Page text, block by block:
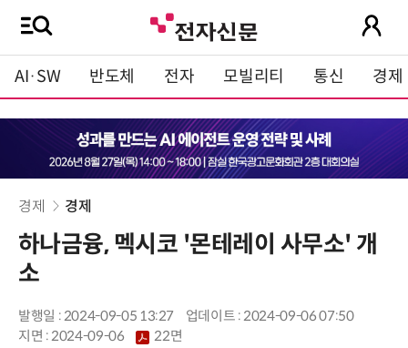
AI·SW 반도체 전자 모빌리티 통신 경제
경제 경제
하나금융, 멕시코 '몬테레이 사무소' 개
소
발행일 : 2024-09-05 13:27
업데이트 : 2024-09-06 07:50
지면 :2024-09-06 22면